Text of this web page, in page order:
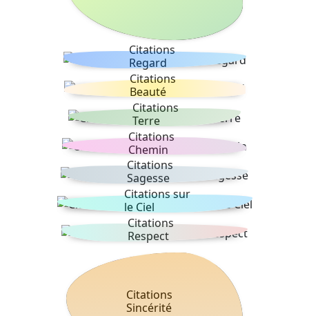
Citations
Regard
Citations
Beauté
Citations
Terre
Citations
Chemin
Citations
Sagesse
Citations sur
le Ciel
Citations
Respect
Citations
Sincérité